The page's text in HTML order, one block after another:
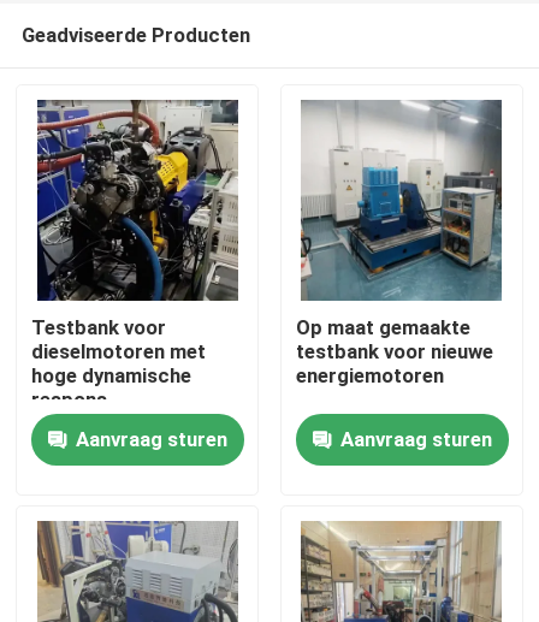
Thuis
Producten
Fabriekstour
Geadviseerde Producten
Testbank voor
dieselmotoren met
hoge dynamische
respons
Aanvraag sturen
Op maat gemaakte
testbank voor nieuwe
energiemotoren
Aanvraag sturen